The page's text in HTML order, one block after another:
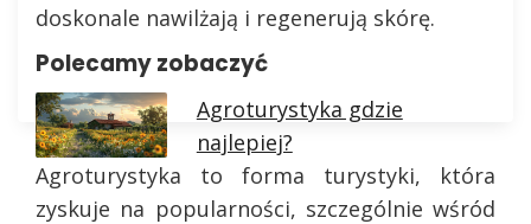
doskonale nawilżają i regenerują skórę.
Polecamy zobaczyć
Agroturystyka gdzie
najlepiej?
Agroturystyka to forma turystyki, która
zyskuje na popularności, szczególnie wśród